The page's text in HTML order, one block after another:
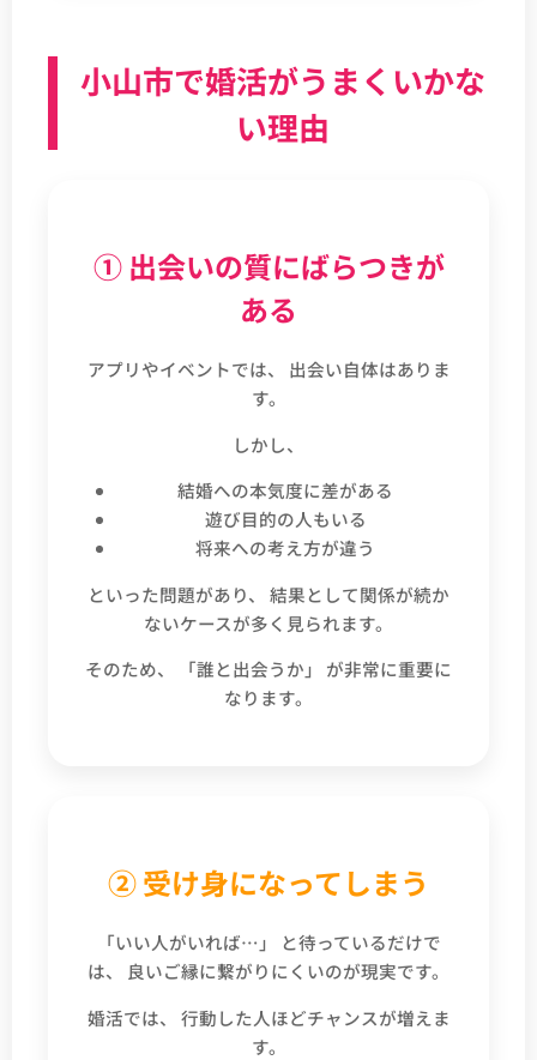
小山市で婚活がうまくいかな
い理由
① 出会いの質にばらつきが
ある
アプリやイベントでは、 出会い自体はありま
す。
しかし、
結婚への本気度に差がある
遊び目的の人もいる
将来への考え方が違う
といった問題があり、 結果として関係が続か
ないケースが多く見られます。
そのため、 「誰と出会うか」 が非常に重要に
なります。
② 受け身になってしまう
「いい人がいれば…」 と待っているだけで
は、 良いご縁に繋がりにくいのが現実です。
婚活では、 行動した人ほどチャンスが増えま
す。